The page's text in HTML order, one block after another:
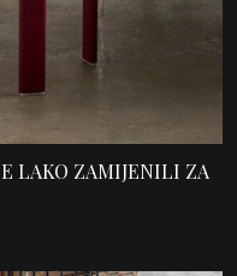
LAKO ZAMIJENILI ZA